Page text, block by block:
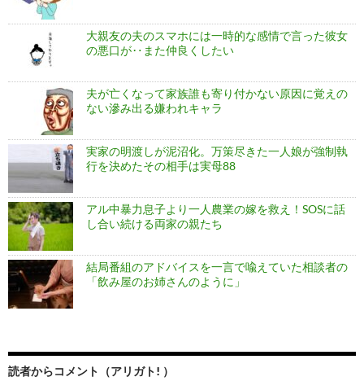
大親友の夫のスマホには一時的な感情で言った彼女
の悪口が‥また仲良くしたい
夫が亡くなって家族誰も寄り付かない原因に覚えの
ない滲み出る嫌われキャラ
実家の明渡しが泥沼化。万策尽きた一人娘が強制執
行を決めたその相手は実母88
アル中暴力息子より一人農業の嫁を救え！SOSに話
し合い続ける両家の親たち
結局番組のアドバイスを一言で喩えていた相談者の
「飲み屋のお姉さんのように」
読者からコメント（アリガト! ）